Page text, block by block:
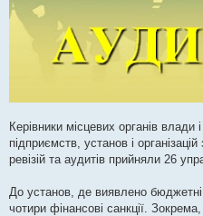
Керівники місцевих органів влади
підприємств, установ і
ревізій та аудитів прийняли 26
До установ, де виявлено
чотири фінансові санкції.